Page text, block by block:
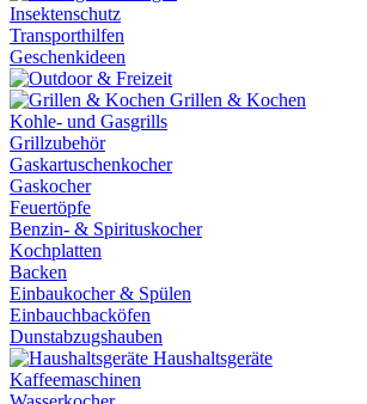
Insektenschutz
Transporthilfen
Geschenkideen
Grillen & Kochen
Kohle- und Gasgrills
Grillzubehör
Gaskartuschenkocher
Gaskocher
Feuertöpfe
Benzin- & Spirituskocher
Kochplatten
Backen
Einbaukocher & Spülen
Einbauchbacköfen
Dunstabzugshauben
Haushaltsgeräte
Kaffeemaschinen